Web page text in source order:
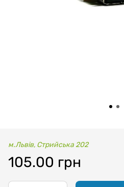
м.Львів, Стрийська 202
105.00 грн